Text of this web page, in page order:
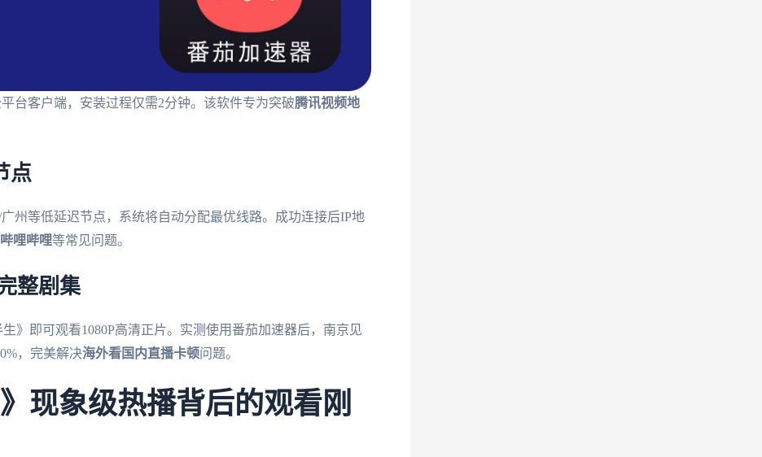
台客户端，安装过程仅需2分钟。该软件专为突破腾讯视频地
点
州等低延迟节点，系统将自动分配最优线路。成功连接后IP地
哩哔哩等常见问题。
整剧集
》即可观看1080P高清正片。实测使用番茄加速器后，南京见
，完美解决海外看国内直播卡顿问题。
现象级热播背后的观看刚